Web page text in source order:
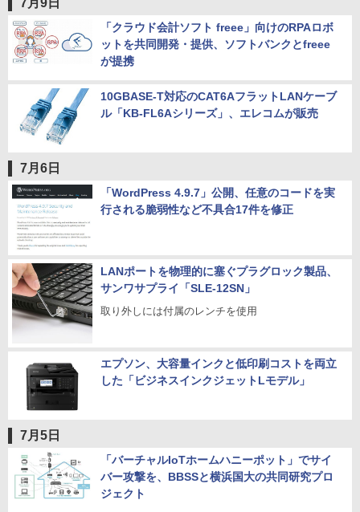
7月9日
「クラウド会計ソフト freee」向けのRPAロボ
ットを共同開発・提供、ソフトバンクとfreee
が提携
10GBASE-T対応のCAT6AフラットLANケーブ
ル「KB-FL6Aシリーズ」、エレコムが販売
7月6日
「WordPress 4.9.7」公開、任意のコードを実
行される脆弱性など不具合17件を修正
LANポートを物理的に塞ぐプラグロック製品、
サンワサプライ「SLE-12SN」
取り外しには付属のレンチを使用
エプソン、大容量インクと低印刷コストを両立
した「ビジネスインクジェットLモデル」
7月5日
「バーチャルIoTホームハニーポット」でサイ
バー攻撃を、BBSSと横浜国大の共同研究プロ
ジェクト